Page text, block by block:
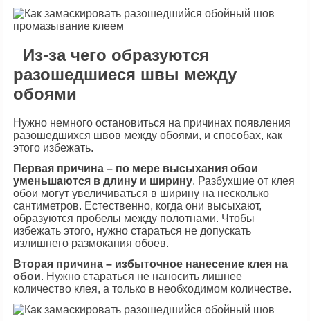
Из-за чего образуются
разошедшиеся швы между
обоями
Нужно немного остановиться на причинах появления
разошедшихся швов между обоями, и способах, как
этого избежать.
Первая причина – по мере высыхания обои
уменьшаются в длину и ширину. Разбухшие от клея
обои могут увеличиваться в ширину на несколько
сантиметров. Естественно, когда они высыхают,
образуются пробелы между полотнами. Чтобы
избежать этого, нужно стараться не допускать
излишнего размокания обоев.
Вторая причина – избыточное нанесение клея на
обои. Нужно стараться не наносить лишнее
количество клея, а только в необходимом количестве.